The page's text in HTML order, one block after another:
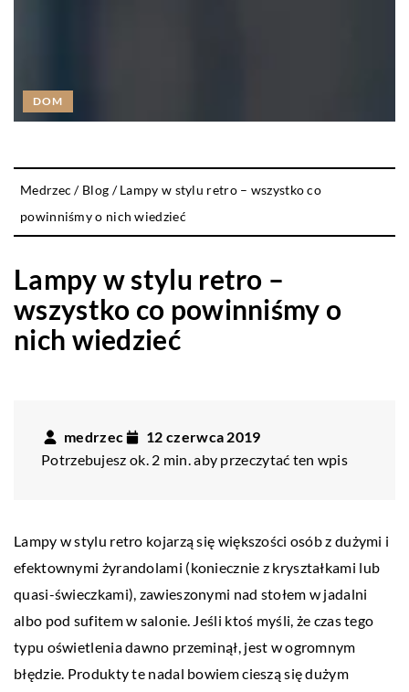
DOM
Medrzec / Blog /Lampy w stylu retro – wszystko co
powinniśmy o nich wiedzieć
Lampy w stylu retro –
wszystko co powinniśmy o
nich wiedzieć
medrzec
12 czerwca 2019
Potrzebujesz ok. 2 min. aby przeczytać ten wpis
Lampy w stylu retro kojarzą się większości osób z dużymi i
efektownymi żyrandolami (koniecznie z kryształkami lub
quasi-świeczkami), zawieszonymi nad stołem w jadalni
albo pod sufitem w salonie. Jeśli ktoś myśli, że czas tego
typu oświetlenia dawno przeminął, jest w ogromnym
błędzie. Produkty te nadal bowiem cieszą się dużym